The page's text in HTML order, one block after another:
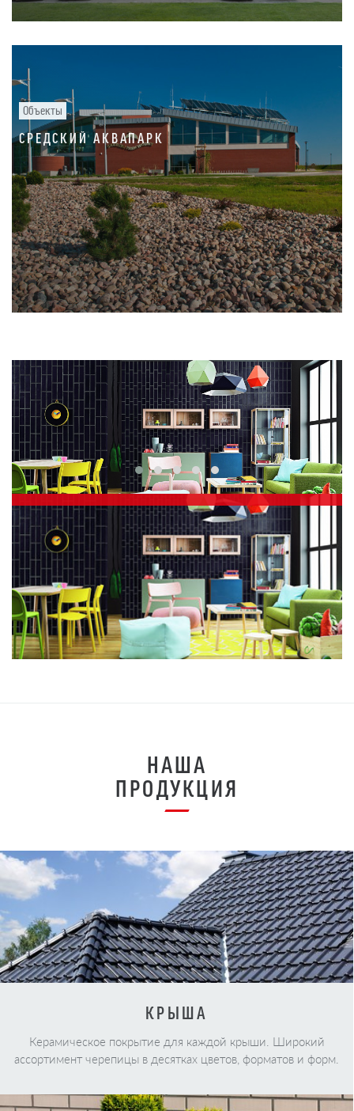
Объекты
СРЕДСКИЙ АКВАПАРК
НАША
ПРОДУКЦИЯ
КРЫША
Керамическое покрытие для каждой крыши. Широкий
ассортимент черепицы в десятках цветов, форматов и форм.